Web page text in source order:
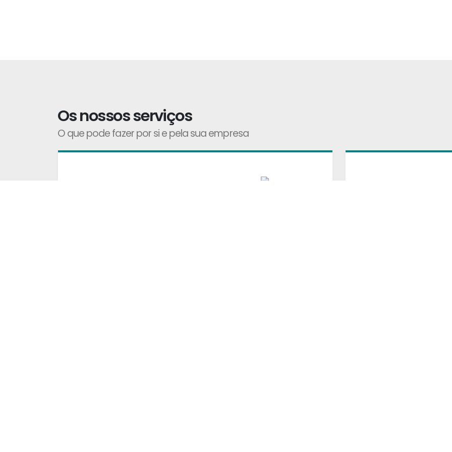
Os nossos serviços
O que pode fazer por si e pela sua empresa